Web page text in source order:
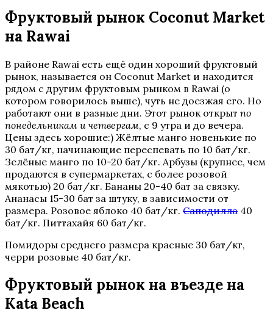
Фруктовый рынок Coconut Market
на Rawai
В районе Rawai есть ещё один хороший фруктовый
рынок, называется он Coconut Market и находится
рядом с другим фруктовым рынком в Rawai (о
котором говорилось выше), чуть не доезжая его. Но
работают они в разные дни. Этот рынок открыт по
понедельникам и четвергам, с 9 утра и до вечера.
Цены здесь хорошие:) Жёлтые манго новенькие по
30 бат/кг, начинающие переспевать по 10 бат/кг.
Зелёные манго по 10-20 бат/кг. Арбузы (крупнее, чем
продаются в супермаркетах, с более розовой
мякотью) 20 бат/кг. Бананы 20-40 бат за связку.
Ананасы 15-30 бат за штуку, в зависимости от
размера. Розовое яблоко 40 бат/кг. Саподилла 40
бат/кг. Питтахайя 60 бат/кг.
Помидоры среднего размера красные 30 бат/кг,
черри розовые 40 бат/кг.
Фруктовый рынок на въезде на
Kata Beach